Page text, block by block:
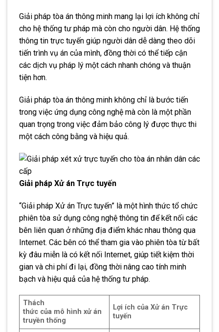
Giải pháp tòa án thông minh mang lại lợi ích không chỉ
cho hệ thống tư pháp mà còn cho người dân. Hệ thống
thông tin trực tuyến giúp người dân dễ dàng theo dõi
tiến trình vụ án của mình, đồng thời có thể tiếp cận
các dịch vụ pháp lý một cách nhanh chóng và thuận
tiện hơn.
Giải pháp tòa án thông minh không chỉ là bước tiến
trong việc ứng dụng công nghệ mà còn là một phần
quan trọng trong việc đảm bảo công lý được thực thi
một cách công bằng và hiệu quả.
Giải pháp Xử án Trực tuyến
“Giải pháp Xử án Trực tuyến” là một hình thức tổ chức
phiên tòa sử dụng công nghệ thông tin để kết nối các
bên liên quan ở những địa điểm khác nhau thông qua
Internet. Các bên có thể tham gia vào phiên tòa từ bất
kỳ đâu miễn là có kết nối Internet, giúp tiết kiệm thời
gian và chi phí đi lại, đồng thời nâng cao tính minh
bạch và hiệu quả của hệ thống tư pháp.
Thách
thức của mô hình xử án
truyền thống
Lợi ích của Xử án Trực
tuyến